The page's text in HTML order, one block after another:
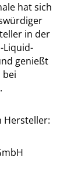
hat sich
in der
Liquid-
genießt
bei
Hersteller: